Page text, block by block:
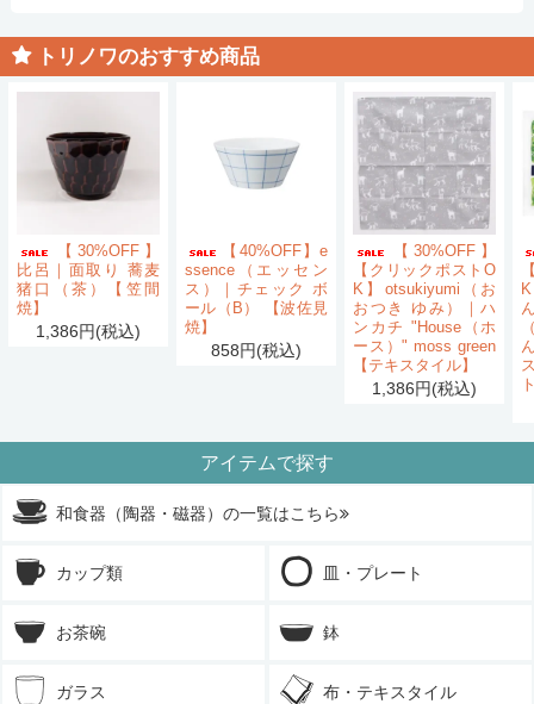
トリノワのおすすめ商品
【30%OFF】
比呂｜面取り 蕎麦
猪口（茶）【笠間
焼】
1,386円(税込)
【40%OFF】e
ssence（エッセン
ス）｜チェック ボ
ール（B） 【波佐見
焼】
858円(税込)
【30%OFF】
【クリックポストO
K】otsukiyumi（お
おつき ゆみ）｜ハ
ンカチ "House（ホ
ース）" moss green
【テキスタイル】
1,386円(税込)
アイテムで探す
和食器（陶器・磁器）の一覧はこちら
カップ類 皿・プレート
お茶碗 鉢
ガラス 布・テキスタイル